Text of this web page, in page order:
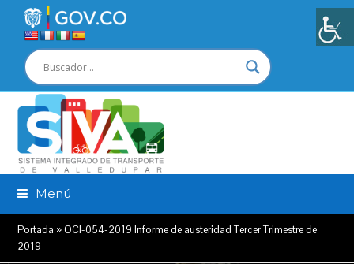
Menú
Portada »OCI-054-2019 Informe de austeridad Tercer Trimestre de
2019